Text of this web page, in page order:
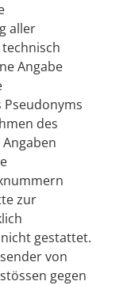
aller
Angabe
des
zur
gestattet.
von
gegen